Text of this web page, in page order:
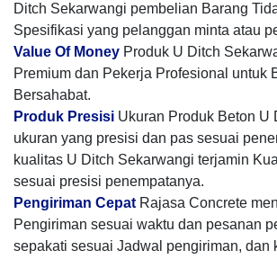
Ditch Sekarwangi pembelian Barang
Spesifikasi yang pelanggan minta atau
Value Of Money Produk U Ditch
Premium dan Pekerja Profesional untuk
Bersahabat.
Produk Presisi Ukuran Produk Beton U
ukuran yang presisi dan pas sesuai
kualitas U Ditch Sekarwangi terjamin
sesuai presisi penempatanya.
Pengiriman Cepat Rajasa Concrete
Pengiriman sesuai waktu dan pesanan
sepakati sesuai Jadwal pengiriman, dan